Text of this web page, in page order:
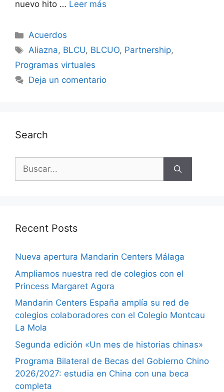
nuevo hito … Leer más
Acuerdos
Aliazna, BLCU, BLCUO, Partnership,
Programas virtuales
Deja un comentario
Search
Recent Posts
Nueva apertura Mandarin Centers Málaga
Ampliamos nuestra red de colegios con el
Princess Margaret Agora
Mandarin Centers España amplía su red de
colegios colaboradores con el Colegio Montcau
La Mola
Segunda edición «Un mes de historias chinas»
Programa Bilateral de Becas del Gobierno Chino
2026/2027: estudia en China con una beca
completa